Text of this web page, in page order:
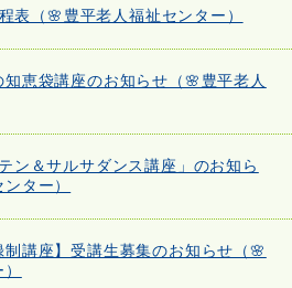
表（🌸豊平老人福祉センター）
知恵袋講座のお知らせ（🌸豊平老人
ン＆サルサダンス講座」のお知ら
ター）
講座】受講生募集のお知らせ（🌸